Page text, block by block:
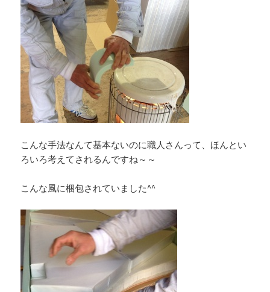
こんな手法なんて基本ないのに職人さんって、ほんとい
ろいろ考えてされるんですね～～
こんな風に梱包されていました^^